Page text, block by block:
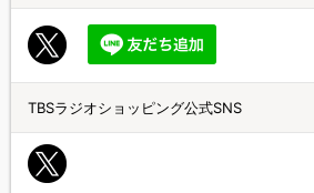
TBSラジオショッピング公式SNS